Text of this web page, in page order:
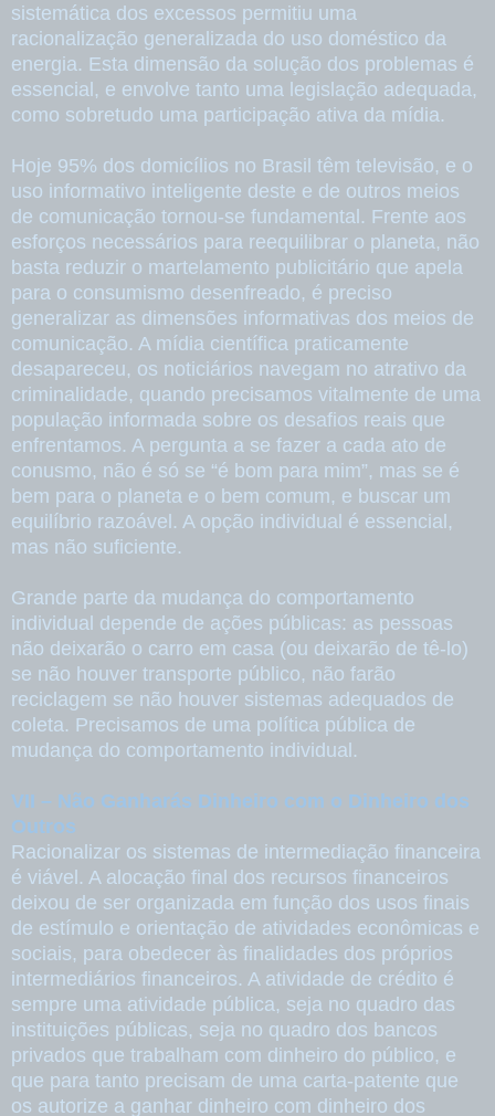
sistemática dos excessos permitiu uma
racionalização generalizada do uso doméstico da
energia. Esta dimensão da solução dos problemas é
essencial, e envolve tanto uma legislação adequada,
como sobretudo uma participação ativa da mídia.
Hoje 95% dos domicílios no Brasil têm televisão, e o
uso informativo inteligente deste e de outros meios
de comunicação tornou-se fundamental. Frente aos
esforços necessários para reequilibrar o planeta, não
basta reduzir o martelamento publicitário que apela
para o consumismo desenfreado, é preciso
generalizar as dimensões informativas dos meios de
comunicação. A mídia científica praticamente
desapareceu, os noticiários navegam no atrativo da
criminalidade, quando precisamos vitalmente de uma
população informada sobre os desafios reais que
enfrentamos. A pergunta a se fazer a cada ato de
conusmo, não é só se “é bom para mim”, mas se é
bem para o planeta e o bem comum, e buscar um
equilíbrio razoável. A opção individual é essencial,
mas não suficiente.
Grande parte da mudança do comportamento
individual depende de ações públicas: as pessoas
não deixarão o carro em casa (ou deixarão de tê-lo)
se não houver transporte público, não farão
reciclagem se não houver sistemas adequados de
coleta. Precisamos de uma política pública de
mudança do comportamento individual.
VII – Não Ganharás Dinheiro com o Dinheiro dos
Outros
Racionalizar os sistemas de intermediação financeira
é viável. A alocação final dos recursos financeiros
deixou de ser organizada em função dos usos finais
de estímulo e orientação de atividades econômicas e
sociais, para obedecer às finalidades dos próprios
intermediários financeiros. A atividade de crédito é
sempre uma atividade pública, seja no quadro das
instituições públicas, seja no quadro dos bancos
privados que trabalham com dinheiro do público, e
que para tanto precisam de uma carta-patente que
os autorize a ganhar dinheiro com dinheiro dos